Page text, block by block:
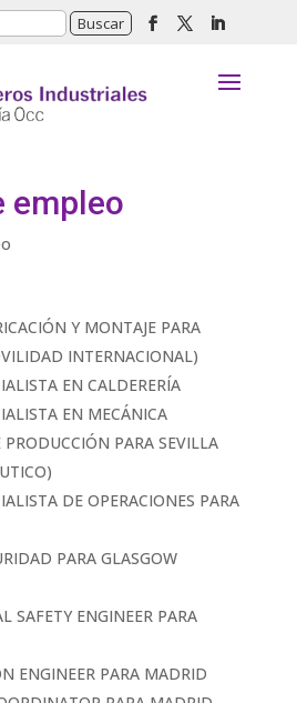
empleo
Y MONTAJE PARA
INTERNACIONAL)
EN CALDERERÍA
EN MECÁNICA
PRODUCCIÓN PARA SEVILLA
DE OPERACIONES PARA
PARA GLASGOW
SAFETY ENGINEER PARA
ENGINEER PARA MADRID